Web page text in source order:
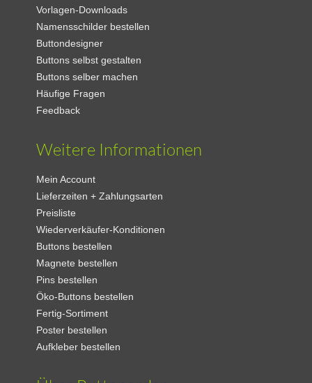
Vorlagen-Downloads
Namensschilder bestellen
Buttondesigner
Buttons selbst gestalten
Buttons selber machen
Häufige Fragen
Feedback
Weitere Informationen
Mein Account
Lieferzeiten + Zahlungsarten
Preisliste
Wiederverkäufer-Konditionen
Buttons bestellen
Magnete bestellen
Pins bestellen
Öko-Buttons bestellen
Fertig-Sortiment
Poster bestellen
Aufkleber bestellen